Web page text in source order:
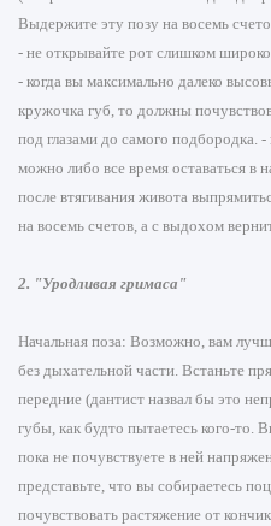
Выдержите эту позу на восемь
- не открывайте рот слишком
- когда вы максимально далеко
кружочка губ, то должны
под глазами до самого подбородка.
можно либо все время оставаться в
после втягивания живота
на восемь счетов, а с выдохом
2. "Уродливая гримаса"
Начальная поза: Возможно, вам
без дыхательной части. Встаньте
передние (дантист назвал бы это
губы, как будто пытаетесь кого-то.
пока не почувствуете в ней
представьте, что вы собираетесь
почувствовать растяжение от